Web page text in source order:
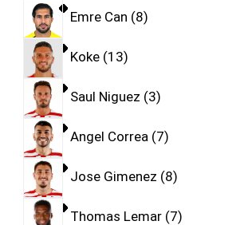
Emre Can 8
Koke 13
Saul Niguez 3
Angel Correa 7
Jose Gimenez 8
Thomas Lemar 7